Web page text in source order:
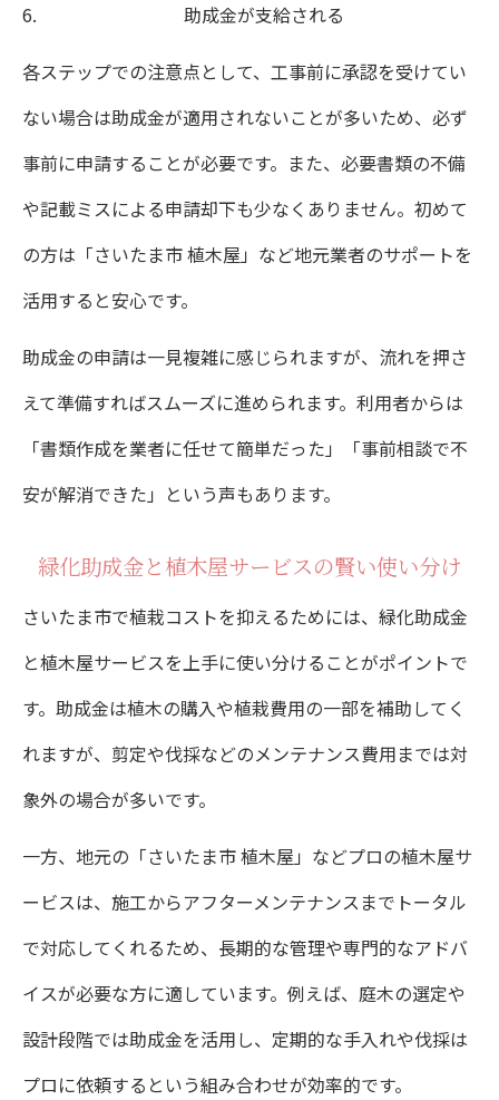
助成金が支給される
各ステップでの注意点として、工事前に承認を受けてい
ない場合は助成金が適用されないことが多いため、必ず
事前に申請することが必要です。また、必要書類の不備
や記載ミスによる申請却下も少なくありません。初めて
の方は「さいたま市 植木屋」など地元業者のサポートを
活用すると安心です。
助成金の申請は一見複雑に感じられますが、流れを押さ
えて準備すればスムーズに進められます。利用者からは
「書類作成を業者に任せて簡単だった」「事前相談で不
安が解消できた」という声もあります。
緑化助成金と植木屋サービスの賢い使い分け
さいたま市で植栽コストを抑えるためには、緑化助成金
と植木屋サービスを上手に使い分けることがポイントで
す。助成金は植木の購入や植栽費用の一部を補助してく
れますが、剪定や伐採などのメンテナンス費用までは対
象外の場合が多いです。
一方、地元の「さいたま市 植木屋」などプロの植木屋サ
ービスは、施工からアフターメンテナンスまでトータル
で対応してくれるため、長期的な管理や専門的なアドバ
イスが必要な方に適しています。例えば、庭木の選定や
設計段階では助成金を活用し、定期的な手入れや伐採は
プロに依頼するという組み合わせが効率的です。